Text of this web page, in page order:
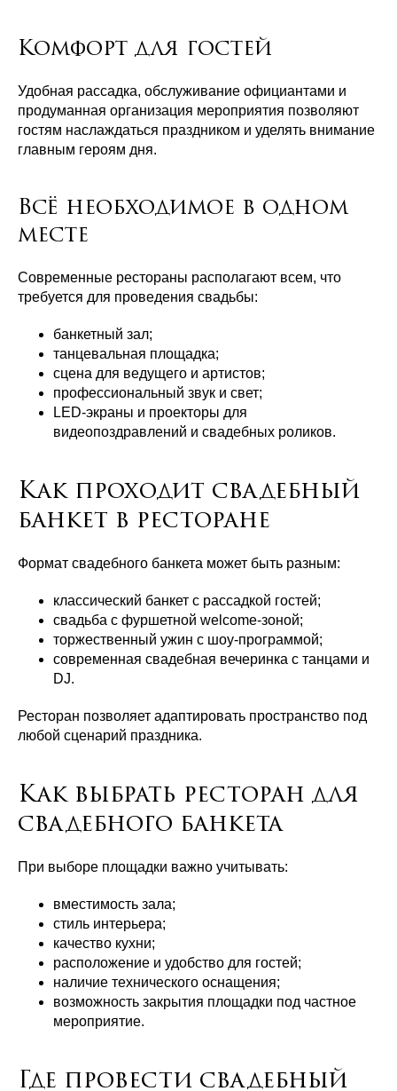
Комфорт для гостей
Удобная рассадка, обслуживание официантами и
продуманная организация мероприятия позволяют
гостям наслаждаться праздником и уделять внимание
главным героям дня.
Всё необходимое в одном
месте
Современные рестораны располагают всем, что
требуется для проведения свадьбы:
банкетный зал;
танцевальная площадка;
сцена для ведущего и артистов;
профессиональный звук и свет;
LED-экраны и проекторы для
видеопоздравлений и свадебных роликов.
Как проходит свадебный
банкет в ресторане
Формат свадебного банкета может быть разным:
классический банкет с рассадкой гостей;
свадьба с фуршетной welcome-зоной;
торжественный ужин с шоу-программой;
современная свадебная вечеринка с танцами и
DJ.
Ресторан позволяет адаптировать пространство под
любой сценарий праздника.
Как выбрать ресторан для
свадебного банкета
При выборе площадки важно учитывать:
вместимость зала;
стиль интерьера;
качество кухни;
расположение и удобство для гостей;
наличие технического оснащения;
возможность закрытия площадки под частное
мероприятие.
Где провести свадебный